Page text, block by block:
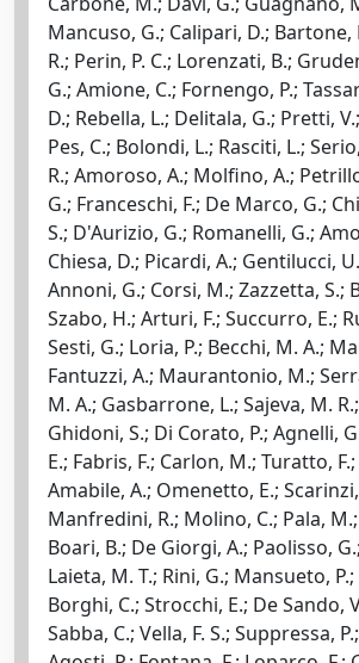
Mancuso, G.; Calipari, D.;
R.; Perin, P. C.; Lorenzati, B.;
G.; Amione, C.; Fornengo, P.;
D.; Rebella, L.; Delitala, G.; Pretti,
Pes, C.; Bolondi, L.; Rasciti, L.;
R.; Amoroso, A.; Molfino, A.;
G.; Franceschi, F.; De Marco, G.;
S.; D'Aurizio, G.; Romanelli, G.;
Chiesa, D.; Picardi, A.; Gentilucci,
Annoni, G.; Corsi, M.; Zazzetta, S.;
Szabo, H.; Arturi, F.; Succurro, E.;
Sesti, G.; Loria, P.; Becchi, M. A.;
Fantuzzi, A.; Maurantonio, M.;
M. A.; Gasbarrone, L.; Sajeva, M.
Ghidoni, S.; Di Corato, P.; Agnelli,
E.; Fabris, F.; Carlon, M.; Turatto,
Amabile, A.; Omenetto, E.; Scarinzi,
Manfredini, R.; Molino, C.; Pala,
Boari, B.; De Giorgi, A.; Paolisso,
Laieta, M. T.; Rini, G.; Mansueto, P.;
Borghi, C.; Strocchi, E.; De Sando,
Sabba, C.; Vella, F. S.; Suppressa,